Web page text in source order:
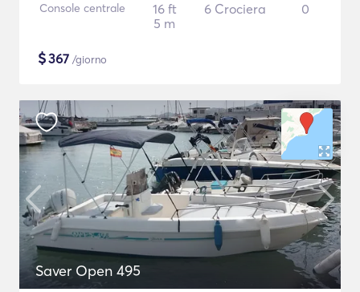
Console centrale
16 ft
5 m
6 Crociera 0
$367 /giorno
Saver Open 495